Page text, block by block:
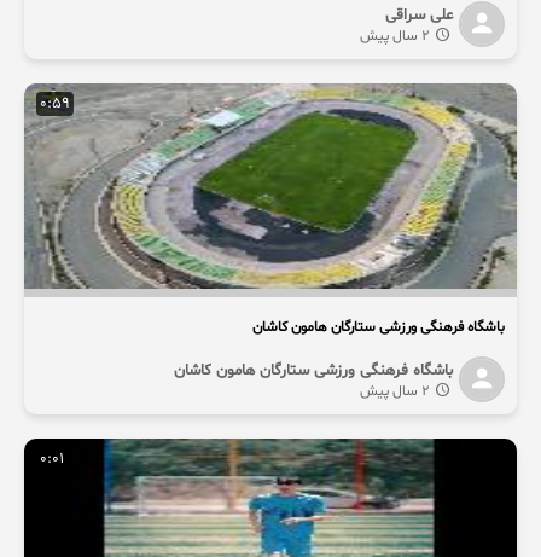
علی سراقی
0:59
باشگاه فرهنگی ورزشی ستارگان هامون کاشان
باشگاه فرهنگی ورزشی ستارگان هامون کاشان
0:01